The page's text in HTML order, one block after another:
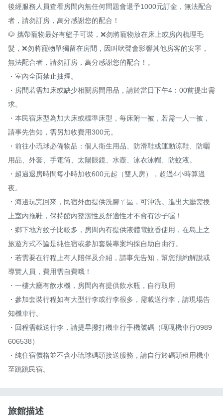
後經服務人員查看房間內無任何問題會退予1000元訂金，無法配合
者，請勿訂房，萬分感謝您的配合！
🐶 攜帶寵物最好有籃子可裝，❌勿將寵物放在床上或房內梳理毛
髮，❌勿將寵物單獨留在房間，因叫吠聲會影響其他房客的安寧，
無法配合者，請勿訂房，萬分感謝您的配合！。
・室內全面禁止抽煙。
・房間若需加床或缺少相關房間用品，請於當日下午4：00前提出需
求。
・本民宿床型為加大床或標準床型，每床附一被，若需一人一被，
請事先告知，需另加收費用300元。
・前往小琉球必備物品：個人衛生用品、防滑鞋或運動涼鞋、防曬
用品、外套、手電筒、太陽眼鏡、水壺、泳衣泳帽、防蚊液。
・超過退房時間每小時加收600元起（雙人房），超過4小時算過
夜。
・海邊玩完回來，民宿外面提供洗腳ㄚ區，可沖洗。進出大廳需換
上室內拖鞋，保持館內整潔性及舒適性才不會有沙子喔！
・鄉下地方蚊子比較多，房間內有提供液體電蚊香使用，在島上之
旅遊方式不論是純住宿或參加套裝專案均採自助自由行。
・若需要在行程上有人陪伴及介紹，請事先告知，幫您預約解說或
導覽人員，費用需自費哦！
・一樓大廳有飲水機，房間內有提供飲水瓶，自行取用
・參加套裝行程如有大型行李或行李很多，需載送行李，請現場告
知機車行。
・回程需載送行李，請提早撥打機車行手機號碼（嘎嘎機車行0989
606538）
・純住宿價格並不含小琉球碼頭接送服務，請自行於碼頭租用機車
至跳跳民宿。
旅館描述